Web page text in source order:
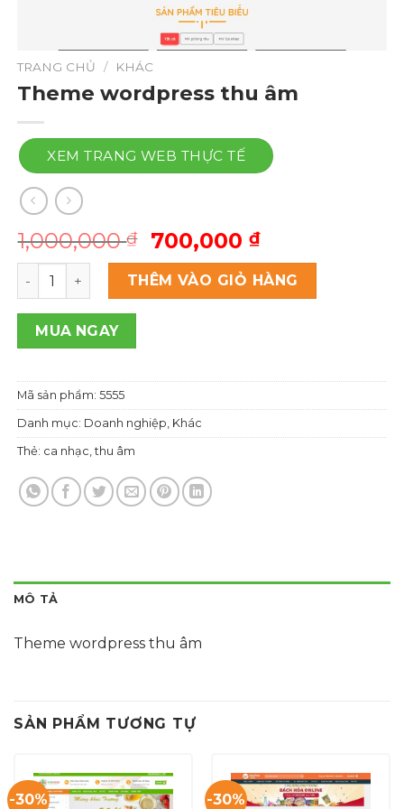
TRANG CHỦ / KHÁC
Theme wordpress thu âm
XEM TRANG WEB THỰC TẾ
1,000,000₫
Giá
gốc
là:
1,000,000 ₫.
700,000 ₫Giá
hiện
tại
là:
Theme wordpress thu âm số lượng
THÊM VÀO GIỎ HÀNG
MUA NGAY
Mã sản phẩm:5555
Danh mục: Doanh nghiệp, Khác
Thẻ: ca nhạc,thu âm
MÔ TẢ
Theme wordpress thu âm
SẢN PHẨM TƯƠNG TỰ
-30% -30%